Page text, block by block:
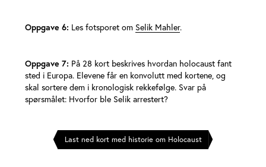
Oppgave 6: Les fotsporet om Selik Mahler.
Oppgave 7: På 28 kort beskrives hvordan holocaust fant
sted i Europa. Elevene får en konvolutt med kortene, og
skal sortere dem i kronologisk rekkefølge. Svar på
spørsmålet: Hvorfor ble Selik arrestert?
Last ned kort med historie om Holocaust